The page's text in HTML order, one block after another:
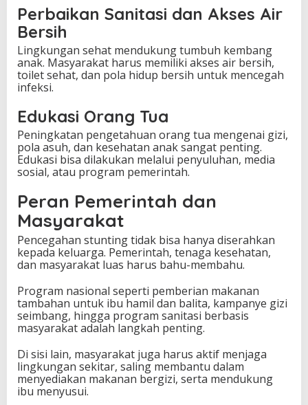
Perbaikan Sanitasi dan Akses Air
Bersih
Lingkungan sehat mendukung tumbuh kembang
anak. Masyarakat harus memiliki akses air bersih,
toilet sehat, dan pola hidup bersih untuk mencegah
infeksi.
Edukasi Orang Tua
Peningkatan pengetahuan orang tua mengenai gizi,
pola asuh, dan kesehatan anak sangat penting.
Edukasi bisa dilakukan melalui penyuluhan, media
sosial, atau program pemerintah.
Peran Pemerintah dan
Masyarakat
Pencegahan stunting tidak bisa hanya diserahkan
kepada keluarga. Pemerintah, tenaga kesehatan,
dan masyarakat luas harus bahu-membahu.
Program nasional seperti pemberian makanan
tambahan untuk ibu hamil dan balita, kampanye gizi
seimbang, hingga program sanitasi berbasis
masyarakat adalah langkah penting.
Di sisi lain, masyarakat juga harus aktif menjaga
lingkungan sekitar, saling membantu dalam
menyediakan makanan bergizi, serta mendukung
ibu menyusui.